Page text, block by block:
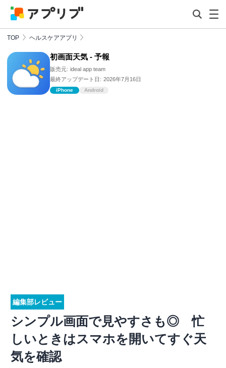
TOP ヘルスケアアプリ
初画面天気 - 予報
販売元: ideal app team
最終アップデート日: 2026年7月16日
iPhone Android
編集部レビュー
シンプル画面で見やすさも◎ 忙
しいときはスマホを開いてすぐ天
気を確認